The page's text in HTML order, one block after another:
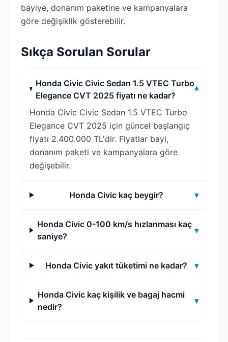
bayiye, donanım paketine ve kampanyalara
göre değişiklik gösterebilir.
Sıkça Sorulan Sorular
Honda Civic Civic Sedan 1.5 VTEC Turbo
Elegance CVT 2025 fiyatı ne kadar?
▾
Honda Civic Civic Sedan 1.5 VTEC Turbo
Elegance CVT 2025 için güncel başlangıç
fiyatı 2.400.000 TL'dir. Fiyatlar bayi,
donanım paketi ve kampanyalara göre
değişebilir.
Honda Civic kaç beygir? ▾
Honda Civic 0-100 km/s hızlanması kaç
saniye?
▾
Honda Civic yakıt tüketimi ne kadar? ▾
Honda Civic kaç kişilik ve bagaj hacmi
nedir?
▾